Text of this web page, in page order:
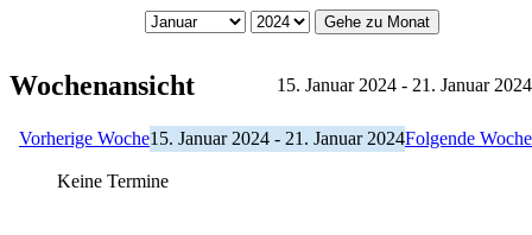
Gehe zu Monat
Wochenansicht 15. Januar 2024 - 21. Januar 2024
Vorherige Woche15. Januar 2024 - 21. Januar 2024Folgende Woche
Keine Termine